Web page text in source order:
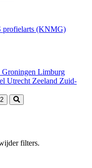
profielarts (KNMG)
Groningen Limburg
Utrecht Zeeland Zuid-
2
filters.